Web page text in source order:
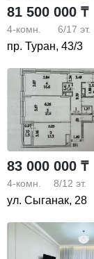
81 500 000 ₸
4-комн. 6/17 эт.
пр. Туран, 43/3
83 000 000 ₸
4-комн. 8/12 эт.
ул. Сыганак, 28